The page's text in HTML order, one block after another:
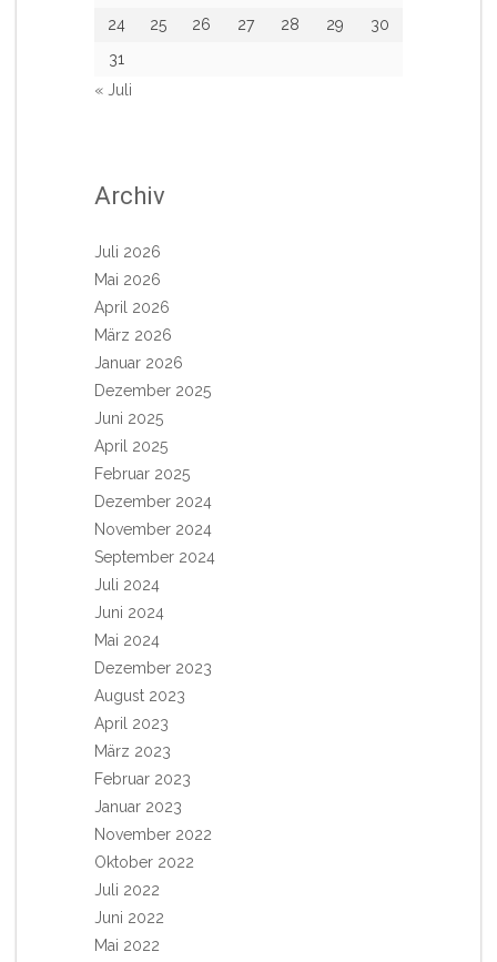
24
25 26 27 28 29
30
31
« Juli
Archiv
Juli 2026
Mai 2026
April 2026
März 2026
Januar 2026
Dezember 2025
Juni 2025
April 2025
Februar 2025
Dezember 2024
November 2024
September 2024
Juli 2024
Juni 2024
Mai 2024
Dezember 2023
August 2023
April 2023
März 2023
Februar 2023
Januar 2023
November 2022
Oktober 2022
Juli 2022
Juni 2022
Mai 2022